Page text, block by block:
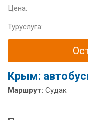
Цена:
Туруслуга:
Крым:
Маршрут: Судак